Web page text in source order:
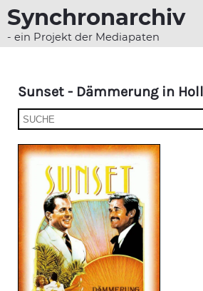
Synchronarchiv
- ein Projekt der Mediapaten
Sunset - Dämmerung in